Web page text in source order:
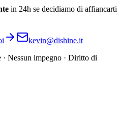
in 24h se decidiamo di affiancarti
kevin@dishine.it
Nessun impegno · Diritto di